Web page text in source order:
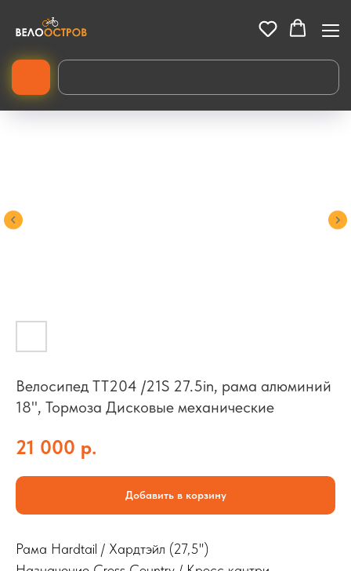
Велосипед TT204 /21S 27.5in, рама алюминий
18", Тормоза Дисковые механические
21 000 р.
Добавить в корзину
Рама Hardtail / Хардтэйл (27,5")